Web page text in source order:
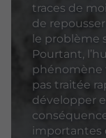
traces de
de
le problème
Pourtant,
phénomène
pas traitée
développer
importantes